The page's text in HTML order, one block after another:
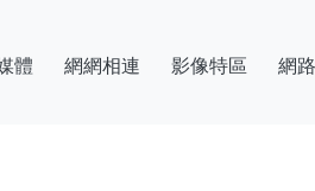
體 網網相連 影像特區 網